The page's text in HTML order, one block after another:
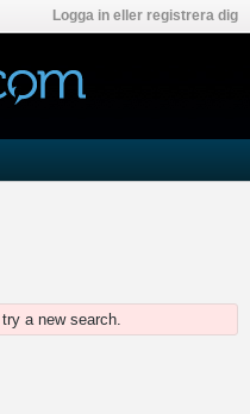
Logga in eller registrera dig
a new search.